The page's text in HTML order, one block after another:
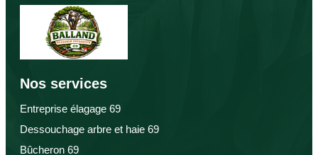
Nos services
Entreprise élagage 69
Dessouchage arbre et haie 69
Bûcheron 69